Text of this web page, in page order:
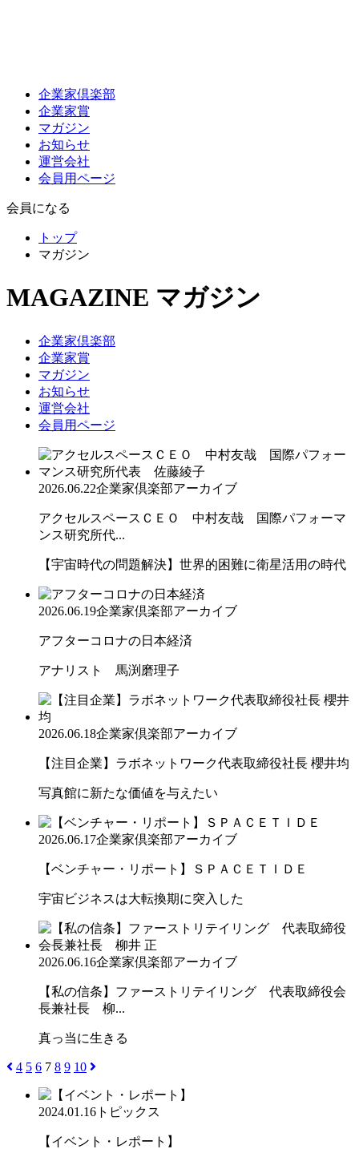
企業家倶楽部
企業家賞
マガジン
お知らせ
運営会社
会員用ページ
会員になる
トップ
マガジン
MAGAZINE マガジン
企業家倶楽部
企業家賞
マガジン
お知らせ
運営会社
会員用ページ
2026.06.22企業家倶楽部アーカイブ
アクセルスペースＣＥＯ 中村友哉 国際パフォーマ
ンス研究所代...
【宇宙時代の問題解決】世界的困難に衛星活用の時代
2026.06.19企業家倶楽部アーカイブ
アフターコロナの日本経済
アナリスト 馬渕磨理子
2026.06.18企業家倶楽部アーカイブ
【注目企業】ラボネットワーク代表取締役社長 櫻井均
写真館に新たな価値を与えたい
2026.06.17企業家倶楽部アーカイブ
【ベンチャー・リポート】ＳＰＡＣＥＴＩＤＥ
宇宙ビジネスは大転換期に突入した
2026.06.16企業家倶楽部アーカイブ
【私の信条】ファーストリテイリング 代表取締役会
長兼社長 柳...
真っ当に生きる
4 5 6 7 8 9 10
2024.01.16 トピックス
【イベント・レポート】